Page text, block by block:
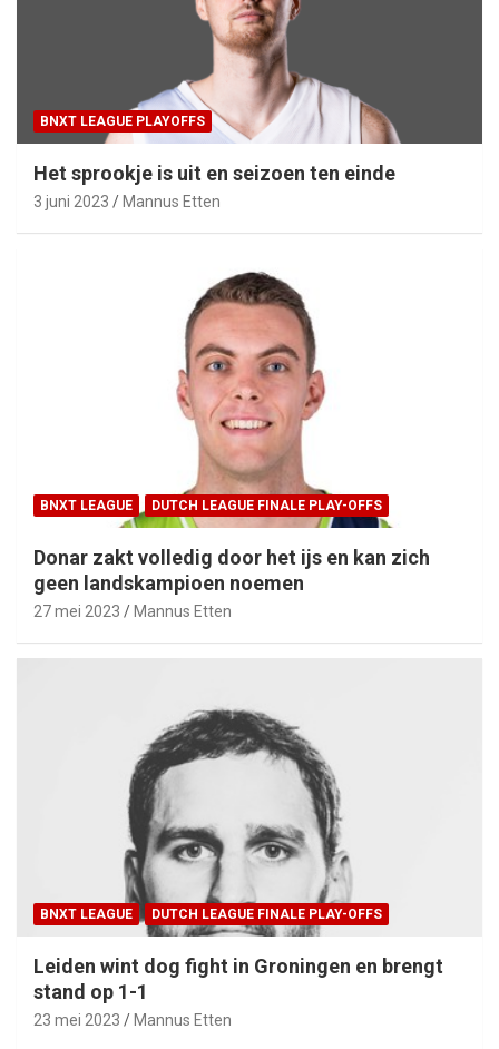
BNXT LEAGUE PLAYOFFS
Het sprookje is uit en seizoen ten einde
3 juni 2023 Mannus Etten
BNXT LEAGUE DUTCH LEAGUE FINALE PLAY-OFFS
Donar zakt volledig door het ijs en kan zich
geen landskampioen noemen
27 mei 2023 Mannus Etten
BNXT LEAGUE DUTCH LEAGUE FINALE PLAY-OFFS
Leiden wint dog fight in Groningen en brengt
stand op 1-1
23 mei 2023 Mannus Etten